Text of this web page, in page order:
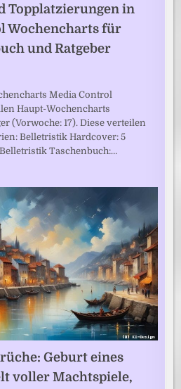
Topplatzierungen in
Wochencharts für
und Ratgeber
Media Control
Haupt-Wochencharts
(Vorwoche: 17). Diese verteilen
Belletristik Hardcover: 5
Taschenbuch:…
Geburt eines
voller Machtspiele,